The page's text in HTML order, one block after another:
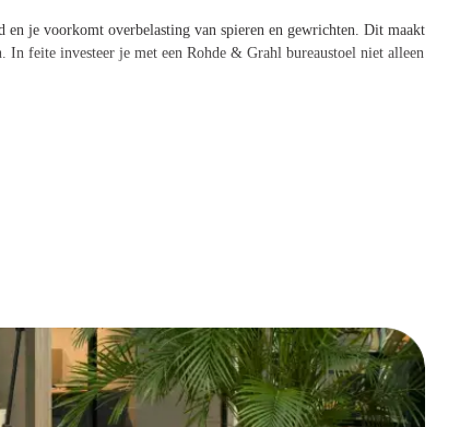
je voorkomt overbelasting van spieren en gewrichten. Dit maakt
feite investeer je met een Rohde & Grahl bureaustoel niet alleen
die bestaat uit twee afzonderlijke delen. Dit design biedt